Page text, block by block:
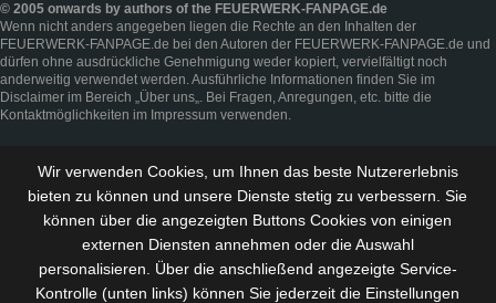
© 2005 onwards by authors of the FEUERWERK-FANPAGE.de
Wenn nicht anders angegeben liegen die Rechte an den Inhalten der
FEUERWERK-FANPAGE.de bei den Autoren der FEUERWERK-FANPAGE.de und
dürfen ohne ausdrückliche Genehmigung weder kopiert, vervielfältigt noch
anderweitig verwendet werden. Ausführliche Informationen finden Sie im
Disclaimer im Bereich „Über uns„. Bei Fragen, Anregungen, etc. bitte die
Kontaktmöglichkeiten im Impressum verwenden.
Wir verwenden Cookies, um Ihnen das beste Nutzererlebnis
bieten zu können und unsere Dienste stetig zu verbessern . Sie
können über die angezeigten Buttons Cookies von einigen
externen Diensten annehmen oder die Auswahl
personalisieren. Über die anschließend angezeigte Service-
Kontrolle (unten links) können Sie jederzeit die Einstellungen